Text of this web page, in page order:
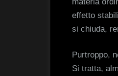
effetto
si chiuda,
Purtroppo,
Si tratta,